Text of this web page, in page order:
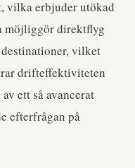
vilka erbjuder utökad
möjliggör direktflyg
vilket
drifteffektiviteten
ett så avancerat
efterfrågan på